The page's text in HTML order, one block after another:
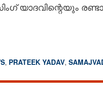
യാദവിന്റെയും
, PRATEEK YADAV,